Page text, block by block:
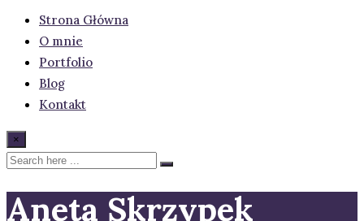
Strona Główna
O mnie
Portfolio
Blog
Kontakt
×
Aneta Skrzypek